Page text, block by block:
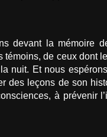
devant la mémoire
témoins, de ceux dont
nuit. Et nous
des leçons de son
à prévenir